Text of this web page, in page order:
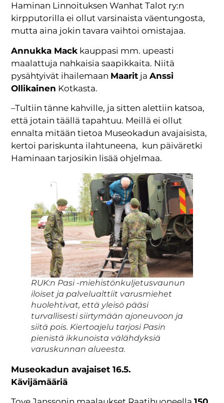
Haminan Linnoituksen Wanhat Talot ry:n
kirpputorilla ei ollut varsinaista väentungosta,
mutta aina jokin tavara vaihtoi omistajaa.
Annukka Mack kauppasi mm. upeasti
maalattuja nahkaisia saapikkaita. Niitä
pysähtyivät ihailemaan Maarit jaAnssi
Ollikainen Kotkasta.
–Tultiin tänne kahville, ja sitten alettiin katsoa,
että jotain täällä tapahtuu. Meillä ei ollut
ennalta mitään tietoa Museokadun avajaisista,
kertoi pariskunta ilahtuneena, kun päiväretki
Haminaan tarjosikin lisää ohjelmaa.
RUK:n Pasi -miehistönkuljetusvaunun
iloiset ja palvelualttiit varusmiehet
huolehtivat, että yleisö pääsi
turvallisesti siirtymään ajoneuvoon ja
siitä pois. Kiertoajelu tarjosi Pasin
pienistä ikkunoista välähdyksiä
varuskunnan alueesta.
Museokadun avajaiset 16.5.
Kävijämääriä